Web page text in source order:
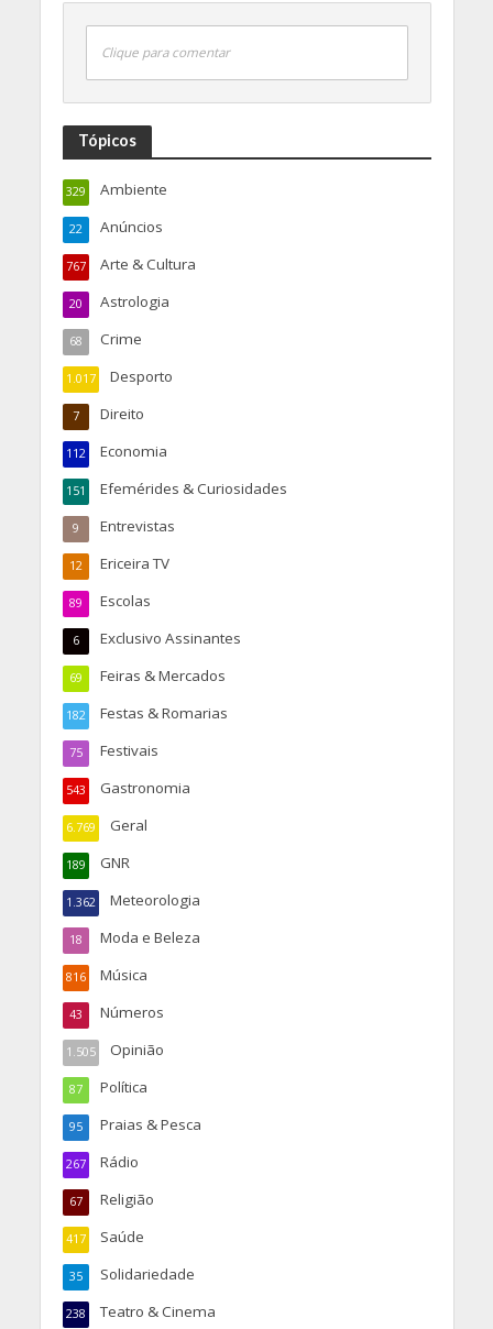
Clique para comentar
Tópicos
Ambiente
329
Anúncios
22
Arte & Cultura
767
Astrologia
20
Crime
68
Desporto
1.017
Direito
7
Economia
112
Efemérides & Curiosidades
151
Entrevistas
9
Ericeira TV
12
Escolas
89
Exclusivo Assinantes
6
Feiras & Mercados
69
Festas & Romarias
182
Festivais
75
Gastronomia
543
Geral
6.769
GNR
189
Meteorologia
1.362
Moda e Beleza
18
Música
816
Números
43
Opinião
1.505
Política
87
Praias & Pesca
95
Rádio
267
Religião
67
Saúde
417
Solidariedade
35
Teatro & Cinema
238